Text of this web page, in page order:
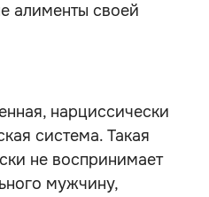
алименты своей
нарциссически
система. Такая
не воспринимает
мужчину,